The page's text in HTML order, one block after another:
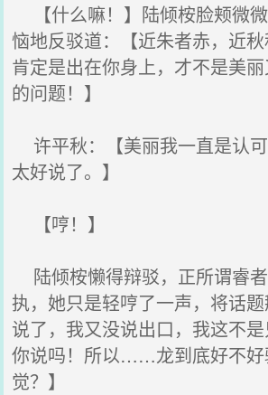
【什么嘛！】陆倾桉脸颊微
恼地反驳道：【近朱者赤，近
肯定是出在你身上，才不是美
的问题！】
许平秋：【美丽我一直是认
太好说了。】
【哼！】
陆倾桉懒得辩驳，正所谓睿
执，她只是轻哼了一声，将话
说了，我又没说出口，我这不
你说吗！所以……龙到底好不好
觉？】